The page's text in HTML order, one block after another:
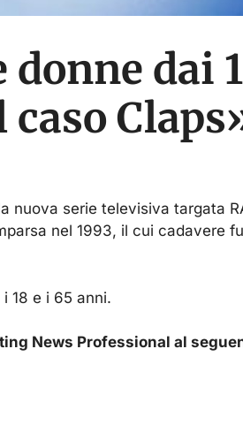
dai
nuova serie televisiva targata
nel 1993, il cui cadavere
18 e i 65 anni.
News Professional al